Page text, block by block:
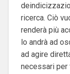
ricerca. Ciò
renderà più
lo andrà ad
ad agire
necessari per